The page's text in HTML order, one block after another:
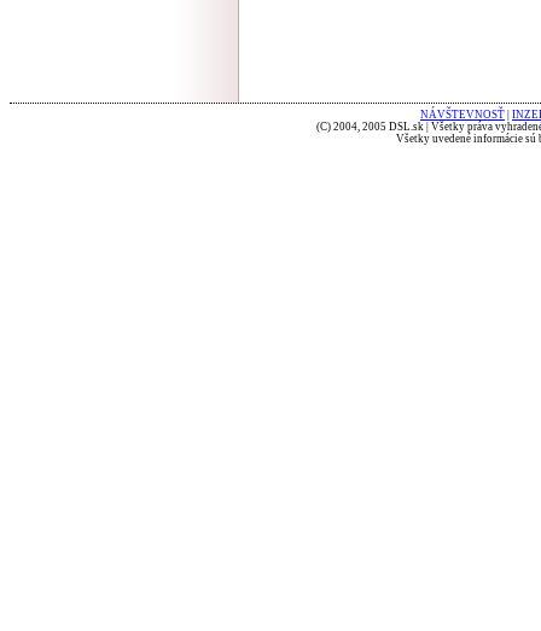
NÁVŠTEVNOSŤ
(C) 2004, 2005 DSL.sk | Všetky práva
Všetky uvedené informácie sú